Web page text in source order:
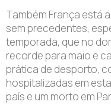
Também França está
sem precedentes,
temporada, que no
recorde para maio e
prática de desporto,
hospitalizadas em
país e um morto em